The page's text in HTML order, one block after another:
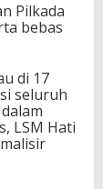
Pilkada
bebas
di 17
seluruh
LSM Hati